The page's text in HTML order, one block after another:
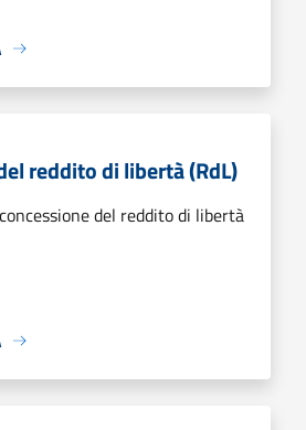
reddito di libertà (RdL)
del reddito di libertà